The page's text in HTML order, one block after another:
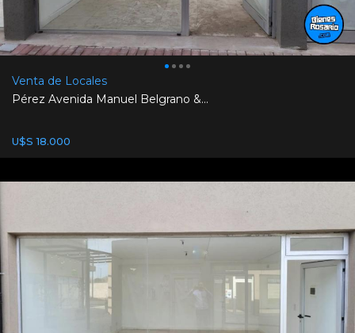
Venta de Locales
Pérez Avenida Manuel Belgrano &...
U$S 18.000